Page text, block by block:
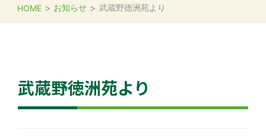
HOME > お知らせ > 武蔵野徳洲苑より
武蔵野徳洲苑より